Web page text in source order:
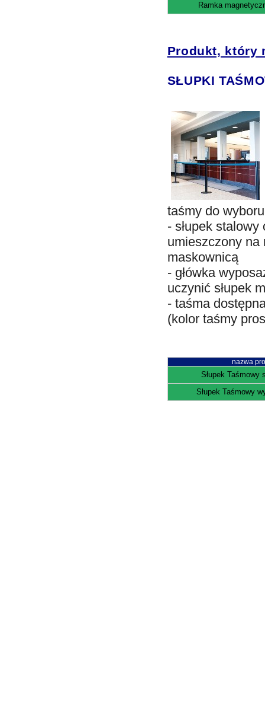
Ramka
Produkt, który
SŁUPKI
taśmy do wyboru
- słupek
umieszczony na
maskownicą
- główka
uczynić słupek
- taśma
(kolor taśmy
nazwa
Słupek Taśmowy
Słupek Taśmowy